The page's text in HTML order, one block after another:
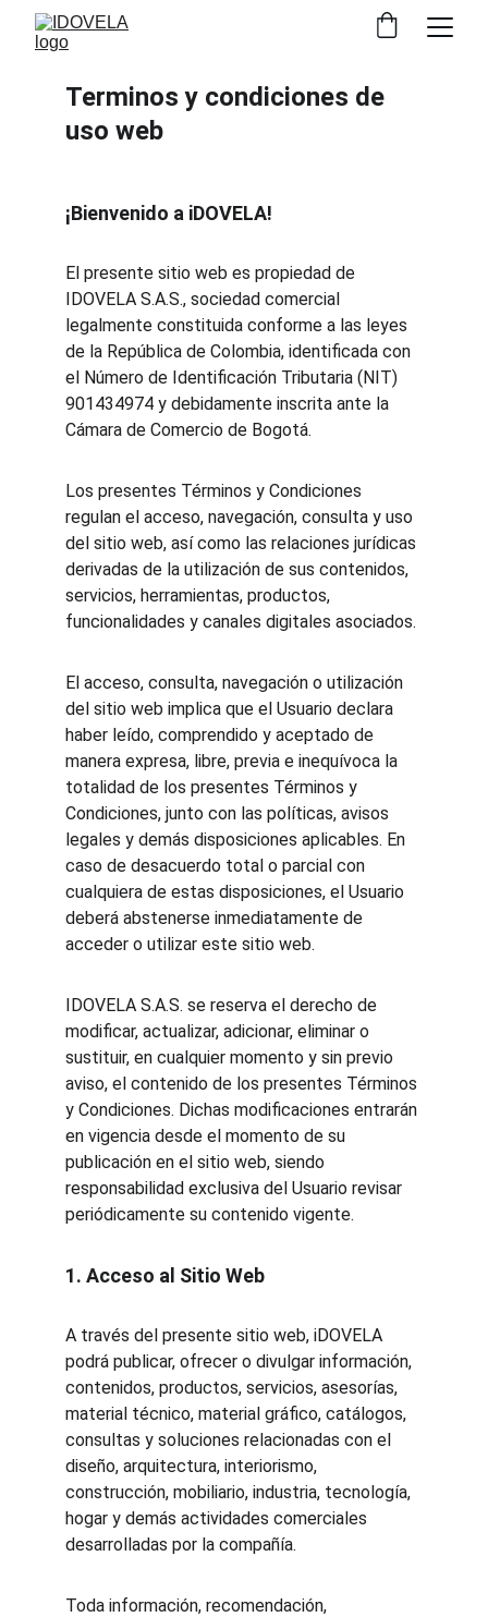
Terminos y condiciones de
uso web
¡Bienvenido a iDOVELA!
El presente sitio web es propiedad de
IDOVELA S.A.S., sociedad comercial
legalmente constituida conforme a las leyes
de la República de Colombia, identificada con
el Número de Identificación Tributaria (NIT)
901434974 y debidamente inscrita ante la
Cámara de Comercio de Bogotá.
Los presentes Términos y Condiciones
regulan el acceso, navegación, consulta y uso
del sitio web, así como las relaciones jurídicas
derivadas de la utilización de sus contenidos,
servicios, herramientas, productos,
funcionalidades y canales digitales asociados.
El acceso, consulta, navegación o utilización
del sitio web implica que el Usuario declara
haber leído, comprendido y aceptado de
manera expresa, libre, previa e inequívoca la
totalidad de los presentes Términos y
Condiciones, junto con las políticas, avisos
legales y demás disposiciones aplicables. En
caso de desacuerdo total o parcial con
cualquiera de estas disposiciones, el Usuario
deberá abstenerse inmediatamente de
acceder o utilizar este sitio web.
IDOVELA S.A.S. se reserva el derecho de
modificar, actualizar, adicionar, eliminar o
sustituir, en cualquier momento y sin previo
aviso, el contenido de los presentes Términos
y Condiciones. Dichas modificaciones entrarán
en vigencia desde el momento de su
publicación en el sitio web, siendo
responsabilidad exclusiva del Usuario revisar
periódicamente su contenido vigente.
1. Acceso al Sitio Web
A través del presente sitio web, iDOVELA
podrá publicar, ofrecer o divulgar información,
contenidos, productos, servicios, asesorías,
material técnico, material gráfico, catálogos,
consultas y soluciones relacionadas con el
diseño, arquitectura, interiorismo,
construcción, mobiliario, industria, tecnología,
hogar y demás actividades comerciales
desarrolladas por la compañía.
Toda información, recomendación,